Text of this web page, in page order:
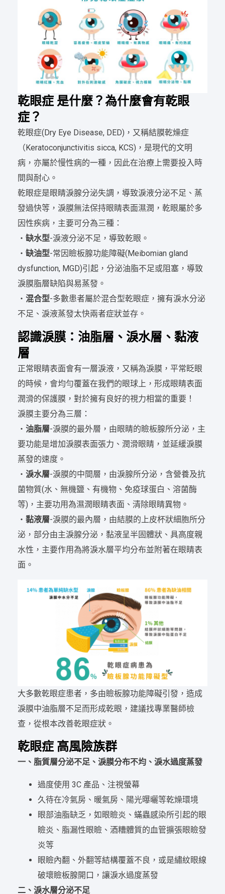
乾眼症 是什麼？為什麼會有乾眼
症？
乾眼症(Dry Eye Disease, DED)，又稱結膜乾燥症
（Keratoconjunctivitis sicca, KCS)，是現代的文明
病，亦屬於慢性病的一種，因此在治療上需要投入時
間與耐心。
乾眼症是眼睛淚腺分泌失調，導致淚液分泌不足、蒸
發過快等，淚膜無法保持眼睛表面濕潤，乾眼屬於多
因性疾病，主要可分為三種：
・ 缺水型-淚液分泌不足，導致乾眼。
・ 缺油型-常因瞼板腺功能障礙(Meibomian gland
dysfunction, MGD)引起，分泌油脂不足或阻塞，導致
淚膜脂層缺陷與易蒸發。
・ 混合型-多數患者屬於混合型乾眼症，擁有淚水分泌
不足、淚液蒸發太快兩者症狀並存。
認識淚膜：油脂層、淚水層、黏液
層
正常眼睛表面會有一層淚液，又稱為淚膜，平常眨眼
的時候，會均勻覆蓋在我們的眼球上，形成眼睛表面
潤滑的保護膜，對於擁有良好的視力相當的重要！
淚膜主要分為三層：
・ 油脂層-淚膜的最外層，由眼睛的瞼板腺所分泌，主
要功能是增加淚膜表面張力、潤滑眼睛，並延緩淚膜
蒸發的速度。
・ 淚水層-淚膜的中間層，由淚腺所分泌，含營養及抗
菌物質(水、無機鹽、有機物、免疫球蛋白、溶菌酶
等)，主要功用為濕潤眼睛表面、清除眼睛異物。
・ 黏液層-淚膜的最內層，由結膜的上皮杯狀細胞所分
泌，部分由主淚腺分泌，黏液呈半固體狀、具高度親
水性，主要作用為將淚水層平均分布並附著在眼睛表
面。
大多數乾眼症患者，多由瞼板腺功能障礙引發，造成
淚膜中油脂層不足而形成乾眼，建議找專業醫師檢
查，從根本改善乾眼症狀。
乾眼症 高風險族群
一、脂質層分泌不足、淚膜分布不均、淚水過度蒸發
過度使用 3C 產品、注視螢幕
久待在冷氣房、暖氣房、陽光曝曬等乾燥環境
眼部油脂缺乏，如眼瞼炎、蟎蟲感染所引起的眼
瞼炎、脂漏性眼瞼、酒糟體質的血管擴張眼瞼發
炎等
眼瞼內翻、外翻等結構覆蓋不良，或是繡紋眼線
破壞瞼板腺開口，讓淚水過度蒸發
二、淚水層分泌不足